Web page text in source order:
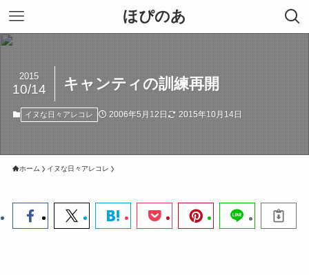
ほぴのあ
キャンティの訓練再開
2015
10/14
イヌな日々アレコレ 2006年5月12日 2015年10月14日
ホーム イヌな日々アレコレ